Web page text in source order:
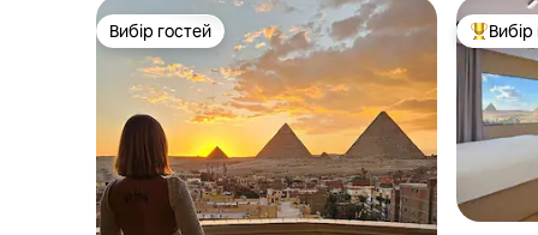
Вибір гостей
Вибір гостей Топ